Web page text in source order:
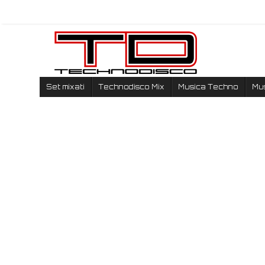
Set mixati Technodisco Mix Musica Techno